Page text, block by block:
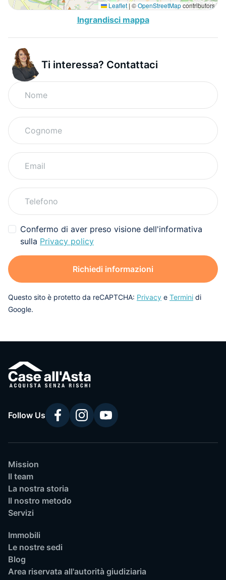
Leaflet | ©OpenStreetMapcontributors
Ingrandisci mappa
Ti interessa? Contattaci
Confermo di aver preso visione dell'informativa
sulla Privacy policy
Richiedi informazioni
Questo sito è protetto da reCAPTCHA: Privacy e Termini di
Google.
Follow Us
Mission
Il team
La nostra storia
Il nostro metodo
Servizi
Immobili
Le nostre sedi
Blog
Area riservata all'autorità giudiziaria